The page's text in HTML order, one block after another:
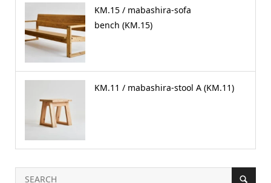
KM.15 / mabashira-sofa
bench (KM.15)
KM.11 / mabashira-stool A (KM.11)